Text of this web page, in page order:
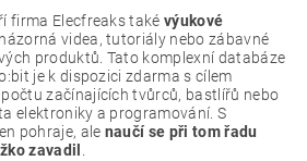
firma Elecfreaks takévýukové
videa, tutoriály nebo zábavné
produktů. Tato komplexní databáze
je k dispozici zdarma s cílem
začínajících tvůrců, bastlířů nebo
elektroniky a programování. S
pohraje, ale naučí se při tom řadu
zavadil .